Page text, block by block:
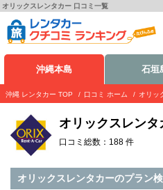
オリックスレンタカー 口コミ一覧
沖縄本島 石垣
沖縄 レンタカー TOP 口コミ ホーム オリッ
オリックスレンタ
口コミ総数：188 件
オリックスレンタカーのプラン